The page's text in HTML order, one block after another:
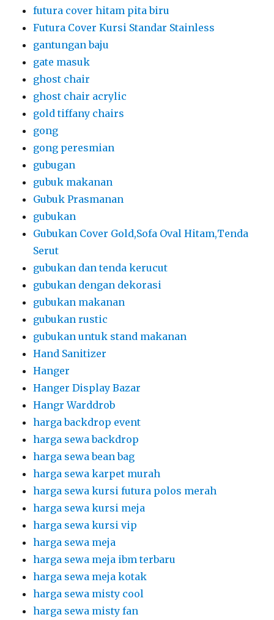
futura cover hitam pita biru
Futura Cover Kursi Standar Stainless
gantungan baju
gate masuk
ghost chair
ghost chair acrylic
gold tiffany chairs
gong
gong peresmian
gubugan
gubuk makanan
Gubuk Prasmanan
gubukan
Gubukan Cover Gold,Sofa Oval Hitam,Tenda
Serut
gubukan dan tenda kerucut
gubukan dengan dekorasi
gubukan makanan
gubukan rustic
gubukan untuk stand makanan
Hand Sanitizer
Hanger
Hanger Display Bazar
Hangr Warddrob
harga backdrop event
harga sewa backdrop
harga sewa bean bag
harga sewa karpet murah
harga sewa kursi futura polos merah
harga sewa kursi meja
harga sewa kursi vip
harga sewa meja
harga sewa meja ibm terbaru
harga sewa meja kotak
harga sewa misty cool
harga sewa misty fan